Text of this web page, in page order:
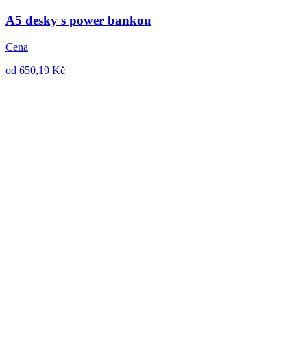
A5 desky s power bankou
Cena
od 650,19 Kč